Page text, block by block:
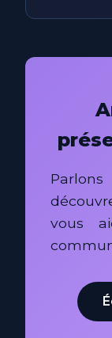
vous